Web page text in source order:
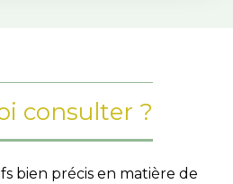
consulter ?
bien précis en matière de